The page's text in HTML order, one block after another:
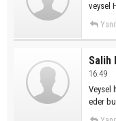
veysel
Salih
16:49
Veysel
eder bu